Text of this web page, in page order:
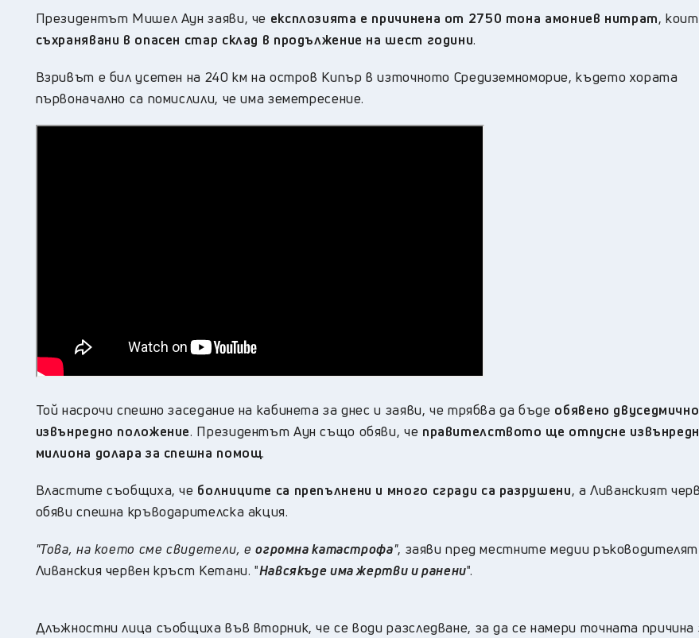
Президентът Мишел Аун заяви, че експлозията е причинена от 2750 тона амониев нитрат,
съхранявани в опасен стар склад в продължение на шест години.
Взривът е бил усетен на 240 км на остров Кипър в източното Средиземноморие, където хората
първоначално са помислили, че има земетресение.
Той насрочи спешно заседание на кабинета за днес и заяви, че трябва да бъде обявено двуседмично
извънредно положение. Президентът Аун също обяви, че правителството ще отпусне
милиона долара за спешна помощ.
Властите съобщиха, че болниците са препълнени и много сгради са разрушени, а Ливанският
обяви спешна кръводарителска акция.
"Това, на което сме свидетели, еогромна катастрофа", заяви пред местните медии ръководителят
Ливанския червен кръст Кетани. "Навсякъде има жертви и ранени".
Длъжностни лица съобщиха във вторник, че се води разследване, за да се намери точната причина